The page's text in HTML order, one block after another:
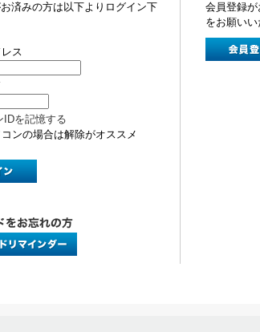
済みの方は以下よりログイン下
ス
IDを記憶する
ンの場合は解除がオススメ
会員登録
をお願いい